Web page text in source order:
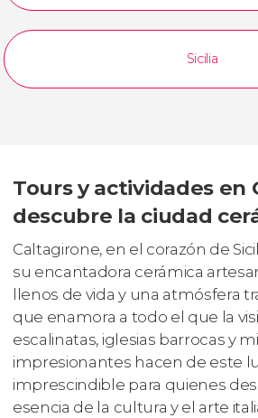
Sicilia
Tours y actividades en
descubre la ciudad
Caltagirone, en el corazón de
su encantadora cerámica
llenos de vida y una atmósfera
que enamora a todo el que la
escalinatas, iglesias barrocas y
impresionantes hacen de este
imprescindible para quienes
esencia de la cultura y el arte